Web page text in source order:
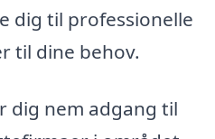
dig til professionelle
til dine behov.
dig nem adgang til